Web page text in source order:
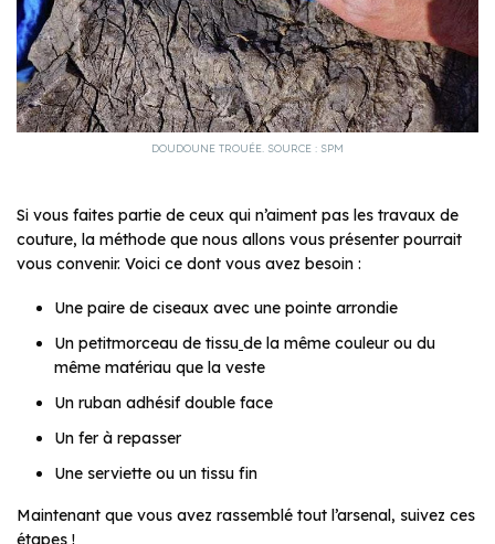
DOUDOUNE TROUÉE. SOURCE : SPM
Si vous faites partie de ceux qui n’aiment pas les travaux de
couture, la méthode que nous allons vous présenter pourrait
vous convenir. Voici ce dont vous avez besoin :
Une paire de ciseaux avec une pointe arrondie
Un petitmorceau de tissu de la même couleur ou du
même matériau que la veste
Un ruban adhésif double face
Un fer à repasser
Une serviette ou un tissu fin
Maintenant que vous avez rassemblé tout l’arsenal, suivez ces
étapes !